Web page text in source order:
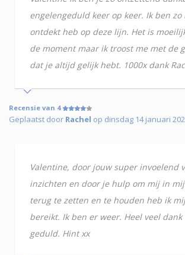
engelengeduld keer op keer. Ik ben
ontdekt heb op deze lijn. Het is
de moment maar ik troost me met de
dat je altijd gelijk hebt. 1000x dank
Recensie van 4
Geplaatst door Rachel op dinsdag 14 januari
Valentine, door jouw super invoelend
inzichten en door je hulp om mij in
terug te zetten en te houden heb ik
bereikt. Ik ben er weer. Heel veel dank
geduld. Hint xx